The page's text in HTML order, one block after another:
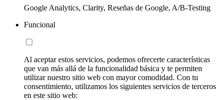
Google Analytics, Clarity, Reseñas de Google, A/B-Testing
Funcional
Al aceptar estos servicios, podemos ofrecerte características
que van más allá de la funcionalidad básica y te permiten
utilizar nuestro sitio web con mayor comodidad. Con tu
consentimiento, utilizamos los siguientes servicios de terceros
en este sitio web: